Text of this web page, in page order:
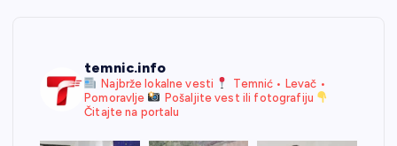
temnic.info
Najbrže lokalne vesti
Temnić • Levač •
Pomoravlje
Pošaljite vest ili fotografiju
Čitajte na portalu